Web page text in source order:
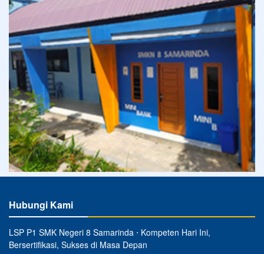
Hubungi Kami
LSP P1 SMK Negeri 8 Samarinda ⋅ Kompeten Hari Ini,
Bersertifikasi, Sukses di Masa Depan